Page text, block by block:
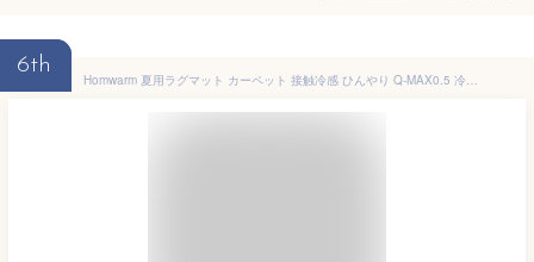
6th
Homwarm 夏用ラグマット カーペット 接触冷感 ひんやり Q-MAX0.5 冷感持続 節電対策 ラグ 吸湿速乾 通気性 抗菌 防臭 防ダニ 防音 滑り止め付 洗える (ライトグレー, 135×185cm)